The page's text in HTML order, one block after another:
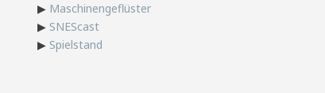
▶ Maschinengeflüster
▶ SNEScast
▶ Spielstand